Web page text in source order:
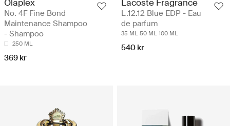
Olaplex
No. 4F Fine Bond
Maintenance Shampoo
- Shampoo
250 ML
369 kr
Lacoste Fragrance
L.12.12 Blue EDP - Eau
de parfum
35 ML 50 ML 100 ML
540 kr